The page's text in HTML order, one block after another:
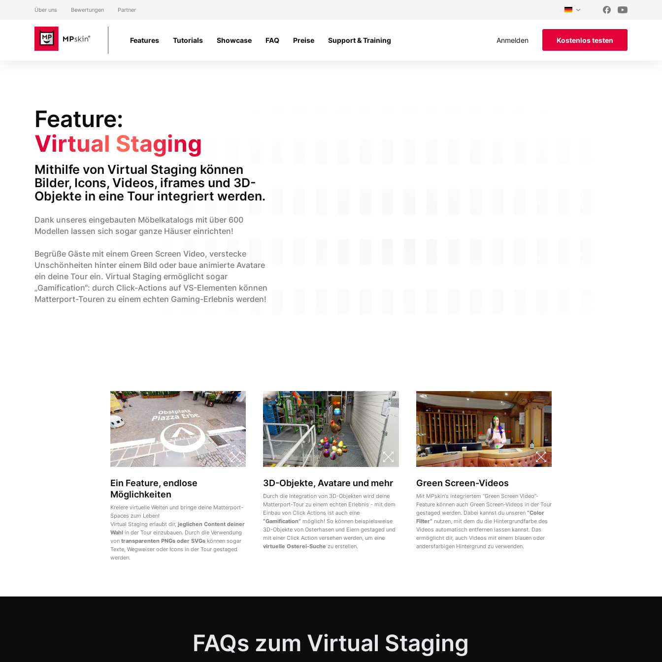
Über uns Bewertungen Partner
Features Tutorials Showcase FAQ Preise Support & Training Anmelden Kostenlos testen
Feature:
Virtual Staging
Mithilfe von Virtual Staging können
Bilder, Icons, Videos, iframes und 3D-
Objekte in eine Tour integriert werden.
Dank unseres eingebauten Möbelkatalogs mit über 600
Modellen lassen sich sogar ganze Häuser einrichten!
Begrüße Gäste mit einem Green Screen Video, verstecke
Unschönheiten hinter einem Bild oder baue animierte Avatare
ein deine Tour ein. Virtual Staging ermöglicht sogar
„Gamification“: durch Click-Actions auf VS-Elementen können
Matterport-Touren zu einem echten Gaming-Erlebnis werden!
Ein Feature, endlose
Möglichkeiten
Kreiere virtuelle Welten und bringe deine Matterport-
Spaces zum Leben!
Virtual Staging erlaubt dir, jeglichen Content deiner
Wahl in der Tour einzubauen. Durch die Verwendung
von transparenten PNGs oder SVGs können sogar
Texte, Wegweiser oder Icons in der Tour gestaged
werden.
3D-Objekte, Avatare und mehr
Durch die Integration von 3D-Objekten wird deine
Matterport-Tour zu einem echten Erlebnis - mit dem
Einbau von Click Actions ist auch eine
“Gamification” möglich! So können beispielsweise
3D-Objekte von Osterhasen und Eiern gestaged und
mit einer Click Action versehen werden, um eine
virtuelle Osterei-Suche zu erstellen.
Green Screen-Videos
Mit MPskin's integriertem “Green Screen Video”-
Feature können auch Green Screen-Videos in der Tour
gestaged werden. Dabei kannst du unseren “Color
Filter” nutzen, mit dem du die Hintergrundfarbe des
Videos automatisch entfernen lassen kannst. Das
ermöglicht dir, auch Videos mit einem blauen oder
andersfarbigen Hintergrund zu verwenden.
FAQs zum Virtual Staging